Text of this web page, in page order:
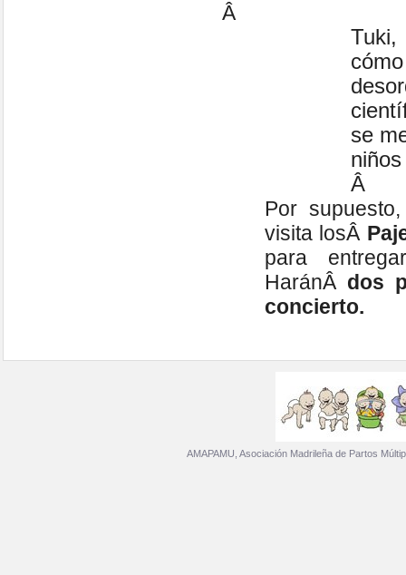
Â
Tuki,
se
Â
Por
visita losÂ
para
HaránÂ dos
concierto.
AMAPAMU, Asociación Madrileña de Partos